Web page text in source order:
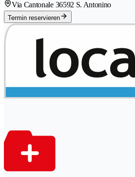
Via Cantonale 36592 S. Antonino
Termin reservieren